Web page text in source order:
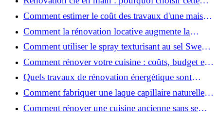
solution et à quoi faire attention ?
Comment estimer le coût des travaux d'une maison
?
Comment la rénovation locative augmente la
rentabilité de votre parc immobilier ?
Comment utiliser le spray texturisant au sel Sweet
Salt pour des cheveux effet plage ?
Comment rénover votre cuisine : coûts, budget et
astuces bois ?
Quels travaux de rénovation énergétique sont
éligibles à MaPrimeRénov' ?
Comment fabriquer une laque capillaire naturelle
maison ?
Comment rénover une cuisine ancienne sans se